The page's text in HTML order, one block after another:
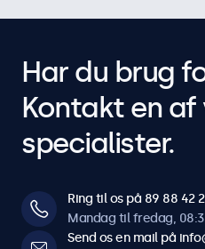
Har du brug
Kontakt en af
specialister.
Ring til os på 89 88 42
Mandag til fredag,
Send os en mail på